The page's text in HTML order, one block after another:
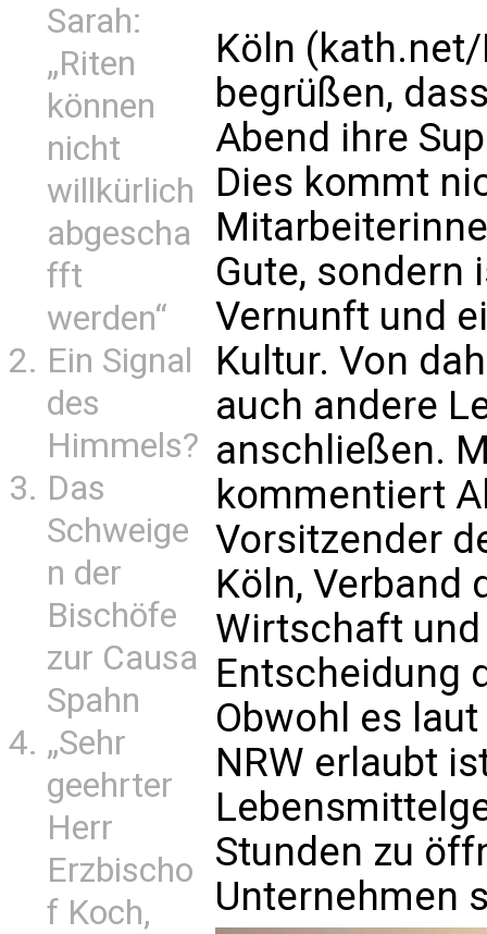
Sarah:
„Riten
können
nicht
willkürlich
abgescha
fft
werden“
Ein Signal
des
Himmels?
Das
Schweige
n der
Bischöfe
zur Causa
Spahn
„Sehr
geehrter
Herr
Erzbischo
f Koch,
Köln (kath.net/
begrüßen,
Abend ihre
Dies kommt
Gute, sondern
Vernunft und
Kultur. Von
auch andere
anschließen.
kommentiert
Vorsitzender
Köln, Verband
Wirtschaft
Entscheidung
Obwohl es
NRW erlaubt
Stunden zu
Unternehmen